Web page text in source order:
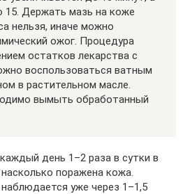
15. Держать мазь на коже
нельзя, иначе можно
ожог. Процедура
остатков лекарства с
воспользоваться ватным
в растительном масле.
вымыть обработанный
день 1–2 раза в сутки в
поражена кожа.
уже через 1–1,5